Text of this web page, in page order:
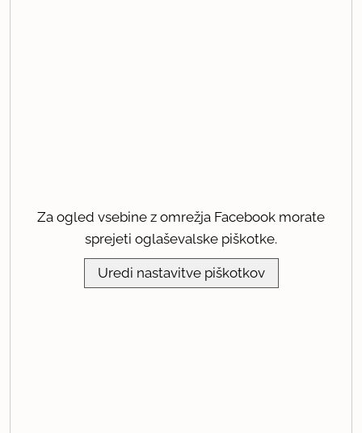
Za ogled vsebine z omrežja Facebook morate
sprejeti oglaševalske piškotke.
Uredi nastavitve piškotkov